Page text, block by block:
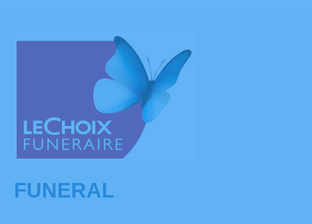
FUNERAL